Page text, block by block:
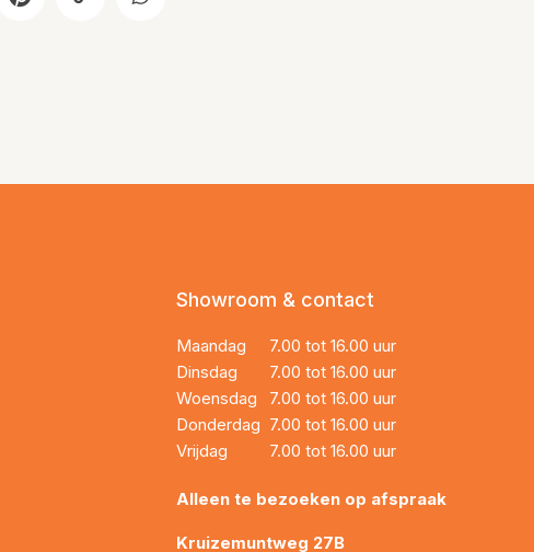
Showroom & contact
Maandag
7.00 tot 16.00 uur
Dinsdag
7.00 tot 16.00 uur
Woensdag
7.00 tot 16.00 uur
Donderdag 7.00 tot 16.00 uur
Vrijdag
7.00 tot 16.00 uur
Alleen te bezoeken op afspraak
Kruizemuntweg 27B